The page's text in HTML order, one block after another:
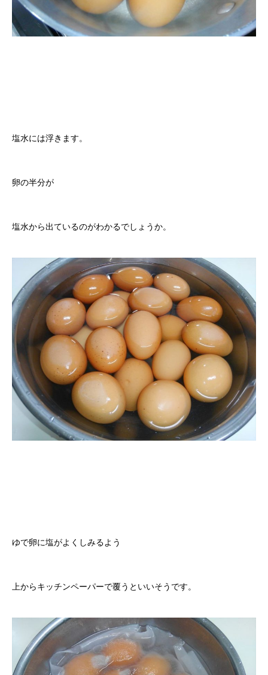
塩水には浮きます。
卵の半分が
塩水から出ているのがわかるでしょうか。
ゆで卵に塩がよくしみるよう
上からキッチンペーパーで覆うといいそうです。